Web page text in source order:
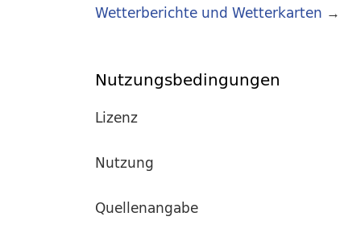
Wetterberichte und Wetterkarten →
Nutzungsbedingungen
Lizenz
Nutzung
Quellenangabe